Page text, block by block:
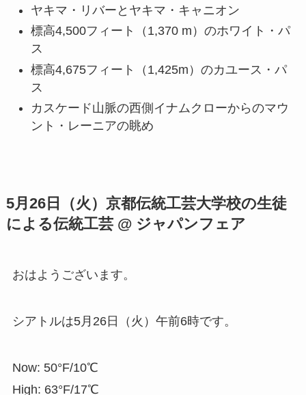
ヤキマ・リバーとヤキマ・キャニオン
標高4,500フィート（1,370 m）のホワイト・パ
ス
標高4,675フィート（1,425m）のカユース・パ
ス
カスケード山脈の西側イナムクローからのマウ
ント・レーニアの眺め
5月26日（火）京都伝統工芸大学校の生徒
による伝統工芸 @ ジャパンフェア
おはようございます。
シアトルは5月26日（火）午前6時です。
Now: 50°F/10℃
High: 63°F/17℃